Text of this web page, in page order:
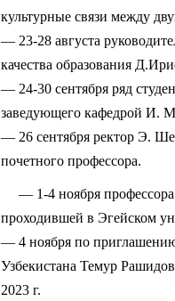
культурные связи между
— 23-28 августа
качества образования
— 24-30 сентября ряд
заведующего кафедрой И.
— 26 сентября ректор Э.
почетного профессора.
— 1-4 ноября
проходившей в Эгейском
— 4 ноября по
Узбекистана Темур
2023 г.